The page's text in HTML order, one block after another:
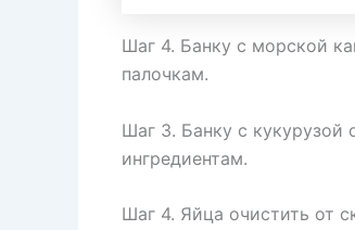
Шаг 4. Банку с морской
палочкам.
Шаг 3. Банку с кукурузой
ингредиентам.
Шаг 4. Яйца очистить от